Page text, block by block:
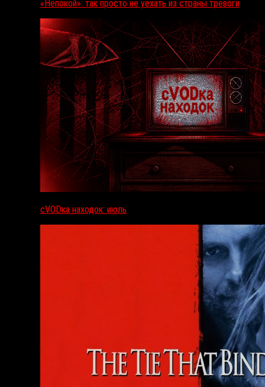
«Непокой»: так просто не уехать из страны тревоги
сVODка находок: июль